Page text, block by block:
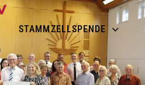
STAMMZELLSPENDE